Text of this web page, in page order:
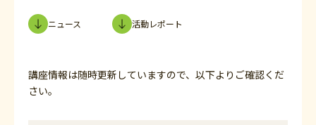
ニュース 活動レポート
講座情報は随時更新していますので、以下よりご確認くだ
さい。